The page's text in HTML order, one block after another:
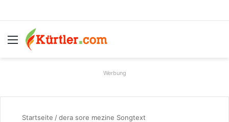
Menü
Werbung
Startseite /dera sore mezine Songtext